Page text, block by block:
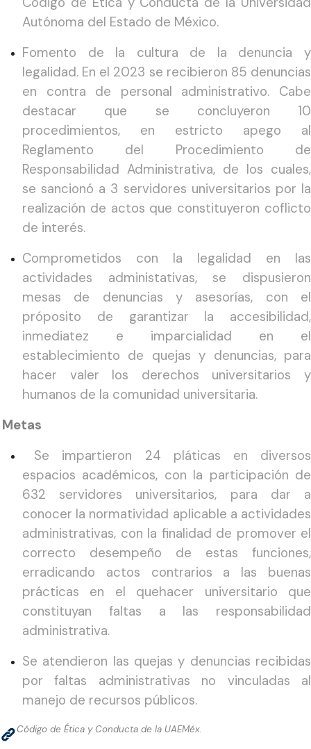
Autónoma del Estado de México.
Fomento de la cultura de la denuncia y
legalidad. En el 2023 se recibieron 85 denuncias
en contra de personal administrativo. Cabe
destacar que se concluyeron 10
procedimientos, en estricto apego al
Reglamento del Procedimiento de
Responsabilidad Administrativa, de los cuales,
se sancionó a 3 servidores universitarios por la
realización de actos que constituyeron coflicto
de interés.
Comprometidos con la legalidad en las
actividades administativas, se dispusieron
mesas de denuncias y asesorías, con el
próposito de garantizar la accesibilidad,
inmediatez e imparcialidad en el
establecimiento de quejas y denuncias, para
hacer valer los derechos universitarios y
humanos de la comunidad universitaria.
Metas
Se impartieron 24 pláticas en diversos
espacios académicos, con la participación de
632 servidores universitarios, para dar a
conocer la normatividad aplicable a actividades
administrativas, con la finalidad de promover el
correcto desempeño de estas funciones,
erradicando actos contrarios a las buenas
prácticas en el quehacer universitario que
constituyan faltas a las responsabilidad
administrativa.
Se atendieron las quejas y denuncias recibidas
por faltas administrativas no vinculadas al
manejo de recursos públicos.
Código de Ética y Conducta de la UAEMéx.